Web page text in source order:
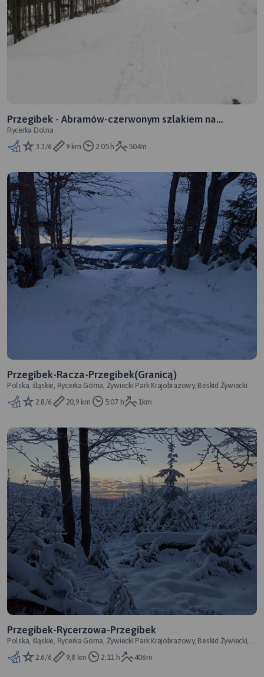
Przegibek - Abramów-czerwonym szlakiem na
Przegibek
Rycerka Dolna
3.3/6
9 km 2:05 h 504m
Przegibek-Racza-Przegibek(Granicą)
Polska, śląskie, Rycerka Górna, Żywiecki Park Krajobrazowy, Beskid Żywiecki
2.8/6
20,9 km 5:07 h 1km
Przegibek-Rycerzowa-Przegibek
Polska, śląskie, Rycerka Górna, Żywiecki Park Krajobrazowy, Beskid Żywiecki,
powiat żywiecki, Zewnęt
2.6/6
9,8 km 2:11 h 406m